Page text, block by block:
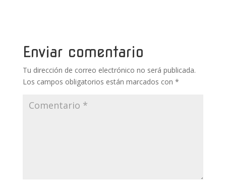
k
Enviar comentario
Tu dirección de correo electrónico no será publicada.
Los campos obligatorios están marcados con *